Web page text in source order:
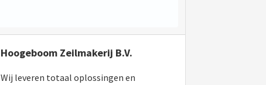
Hoogeboom Zeilmakerij B.V.
Wij leveren totaal oplossingen en